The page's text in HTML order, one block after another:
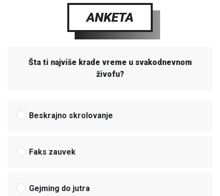
ANKETA
Šta ti najviše krade vreme u svakodnevnom
živofu?
Beskrajno skrolovanje
Faks zauvek
Gejming do jutra